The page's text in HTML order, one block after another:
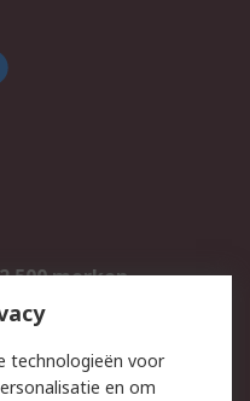
merken
technologieën voor
en om